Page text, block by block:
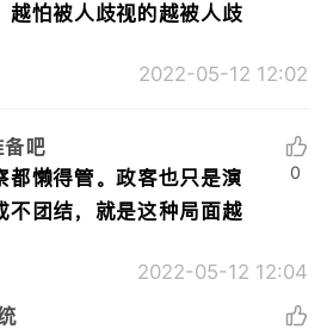
越怕被人歧视的越被人歧
2022-05-12 12:02
备吧
都懒得管。政客也只是演
不团结，就是这种局面越
2022-05-12 12:04
0